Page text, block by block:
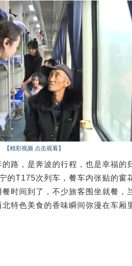
【精彩视频 点击观看】
，是奔波的行程，也是幸福的
的T175次列车，餐车内张贴的窗
时间到了，不少旅客围坐就餐，
特色美食的香味瞬间弥漫在车厢